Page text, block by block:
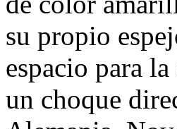
su propio
espacio para
un choque